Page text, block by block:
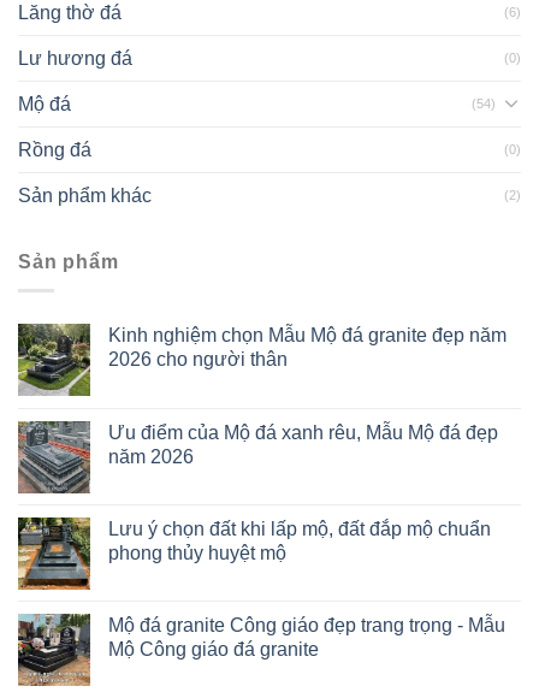
Lăng thờ đá (6)
Lư hương đá (0)
Mộ đá (54)
Rồng đá (0)
Sản phẩm khác (2)
Sản phẩm
Kinh nghiệm chọn Mẫu Mộ đá granite đẹp năm
2026 cho người thân
Ưu điểm của Mộ đá xanh rêu, Mẫu Mộ đá đẹp
năm 2026
Lưu ý chọn đất khi lấp mộ, đất đắp mộ chuẩn
phong thủy huyệt mộ
Mộ đá granite Công giáo đẹp trang trọng - Mẫu
Mộ Công giáo đá granite